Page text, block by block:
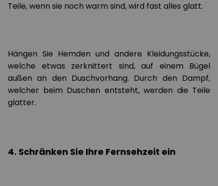
Teile, wenn sie noch warm sind, wird fast alles glatt.
Hängen Sie Hemden und andere Kleidungsstücke,
welche etwas zerknittert sind, auf einem Bügel
außen an den Duschvorhang. Durch den Dampf,
welcher beim Duschen entsteht, werden die Teile
glatter.
4. Schränken Sie Ihre Fernsehzeit ein